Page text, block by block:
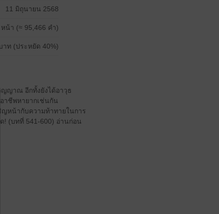
11 มิถุนายน 2568
น้า (≈ 95,466 คำ)
าท (ประหยัด 40%)
ญญาณ อีกทั้งยังได้อาวุธ
าชีพหายากเช่นกัน
ญหน้ากับความท้าทายในการ
(บทที่ 541-600) อ่านก่อน